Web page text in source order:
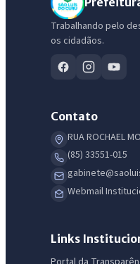
Trabalhando pelo
os cidadãos.
Contato
RUA ROCHAEL
(85) 33551-015
Webmail
Links
IntGest AI
Assistente do Portal
licitações, estrutura ou
Licitações abertas Carta